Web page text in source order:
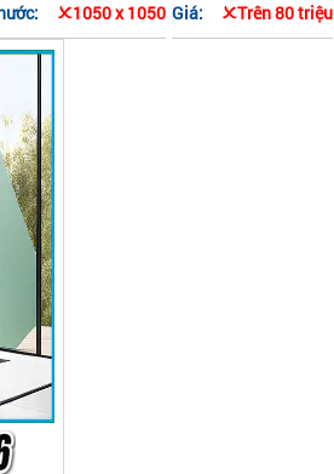
1050 x 1050 Giá: Trên 80 triệu